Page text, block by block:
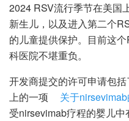
2024 RSV流行季节在美国
新生儿，以及进入第二个
的儿童提供保护。目前这
科医院不堪重负。
开发商提交的许可申请包
上的一项
关于
受nirsevimab疗程的婴儿